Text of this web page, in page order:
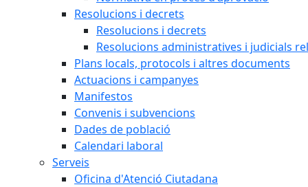
Resolucions i decrets
Resolucions i decrets
Resolucions administratives i judicials
Plans locals, protocols i altres documents
Actuacions i campanyes
Manifestos
Convenis i subvencions
Dades de població
Calendari laboral
Serveis
Oficina d'Atenció Ciutadana